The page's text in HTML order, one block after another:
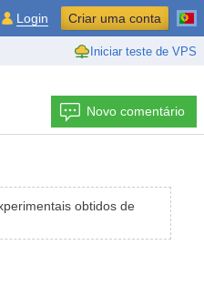
Iniciar teste de VPS
Login Criar uma conta
Novo comentário
obtidos de